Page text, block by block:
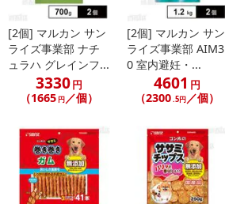
[2個] マルカン サン
ライズ事業部 ナチ
ュラハ グレインフ...
3330円
（1665 円／個）
[2個] マルカン サン
ライズ事業部 AIM3
0 室内避妊・...
4601 円
（2300.5円／個）